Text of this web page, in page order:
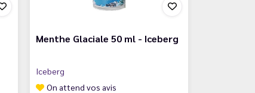
Menthe Glaciale 50 ml - Iceberg
Iceberg
On attend vos avis